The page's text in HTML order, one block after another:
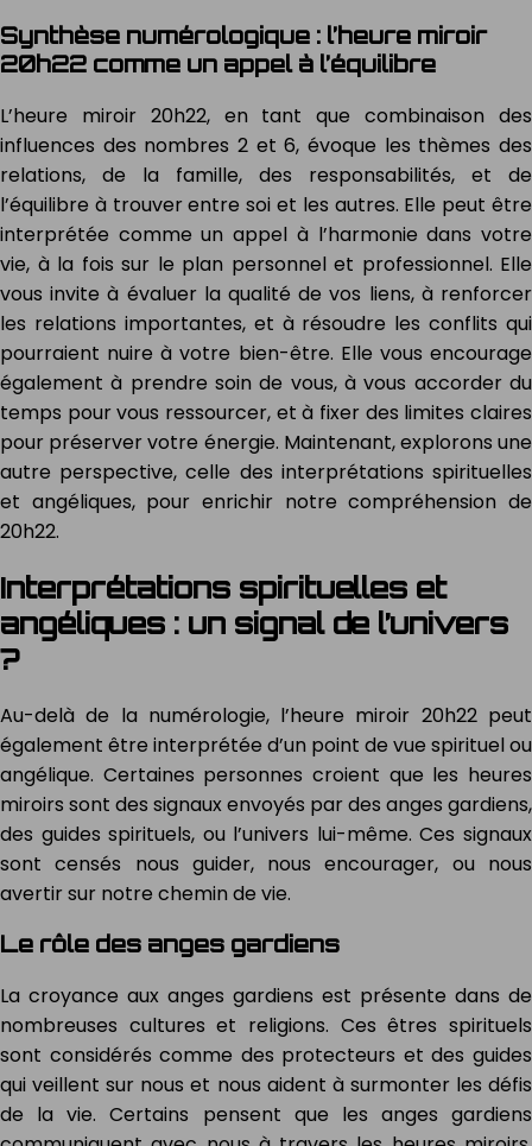
Synthèse numérologique : l’heure miroir
20h22 comme un appel à l’équilibre
L’heure miroir 20h22, en tant que combinaison des
influences des nombres 2 et 6, évoque les thèmes des
relations, de la famille, des responsabilités, et de
l’équilibre à trouver entre soi et les autres. Elle peut être
interprétée comme un appel à l’harmonie dans votre
vie, à la fois sur le plan personnel et professionnel. Elle
vous invite à évaluer la qualité de vos liens, à renforcer
les relations importantes, et à résoudre les conflits qui
pourraient nuire à votre bien-être. Elle vous encourage
également à prendre soin de vous, à vous accorder du
temps pour vous ressourcer, et à fixer des limites claires
pour préserver votre énergie. Maintenant, explorons une
autre perspective, celle des interprétations spirituelles
et angéliques, pour enrichir notre compréhension de
20h22.
Interprétations spirituelles et
angéliques : un signal de l’univers
?
Au-delà de la numérologie, l’heure miroir 20h22 peut
également être interprétée d’un point de vue spirituel ou
angélique. Certaines personnes croient que les heures
miroirs sont des signaux envoyés par des anges gardiens,
des guides spirituels, ou l’univers lui-même. Ces signaux
sont censés nous guider, nous encourager, ou nous
avertir sur notre chemin de vie.
Le rôle des anges gardiens
La croyance aux anges gardiens est présente dans de
nombreuses cultures et religions. Ces êtres spirituels
sont considérés comme des protecteurs et des guides
qui veillent sur nous et nous aident à surmonter les défis
de la vie. Certains pensent que les anges gardiens